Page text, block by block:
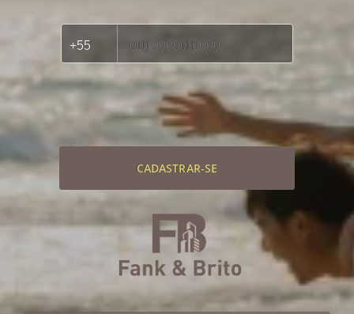
CADASTRAR-SE